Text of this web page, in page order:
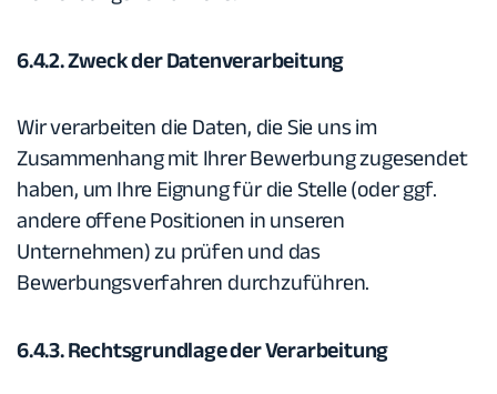
6.4.2. Zweck der Datenverarbeitung
Wir verarbeiten die Daten, die Sie uns im
Zusammenhang mit Ihrer Bewerbung zugesendet
haben, um Ihre Eignung für die Stelle (oder ggf.
andere offene Positionen in unseren
Unternehmen) zu prüfen und das
Bewerbungsverfahren durchzuführen.
6.4.3. Rechtsgrundlage der Verarbeitung